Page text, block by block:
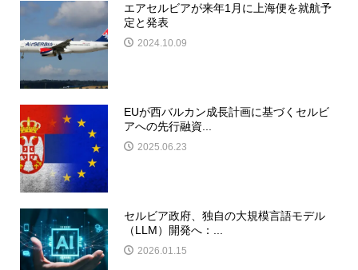
エアセルビアが来年1月に上海便を就航予
定と発表
2024.10.09
EUが西バルカン成長計画に基づくセルビ
アへの先行融資...
2025.06.23
セルビア政府、独自の大規模言語モデル
（LLM）開発へ：...
2026.01.15